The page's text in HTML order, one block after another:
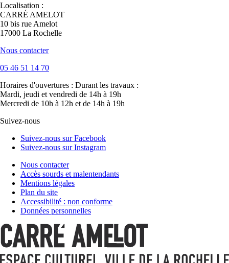
Localisation :
CARRÉ AMELOT
10 bis rue Amelot
17000 La Rochelle
Nous contacter
05 46 51 14 70
Horaires d'ouvertures : Durant les travaux :
Mardi, jeudi et vendredi de 14h à 19h
Mercredi de 10h à 12h et de 14h à 19h
Suivez-nous
Suivez-nous sur Facebook
Suivez-nous sur Instagram
Nous contacter
Accès sourds et malentendants
Mentions légales
Plan du site
Accessibilité : non conforme
Données personnelles